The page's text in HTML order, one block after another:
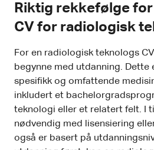
Riktig rekkefølge
CV for radiologisk
For en radiologisk teknologs
begynne med utdanning. Dette
spesifikk og omfattende
inkludert et
teknologi eller et relatert felt. I
nødvendig med lisensiering
også er basert på